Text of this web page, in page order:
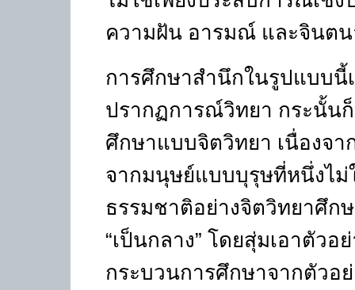
ความฝัน อารมณ์ และจินต
การศึกษาสำนึกในรูปแบบนี้
ปรากฏการณ์วิทยา กระนั้น
ศึกษาแบบจิตวิทยา เนื่องจ
จากมนุษย์แบบบุรุษที่หนึ่งไ
ธรรมชาติอย่างจิตวิทยาศึก
“เป็นกลาง” โดยสุ่มเอาตัวอ
กระบวนการศึกษาจากตัวอ